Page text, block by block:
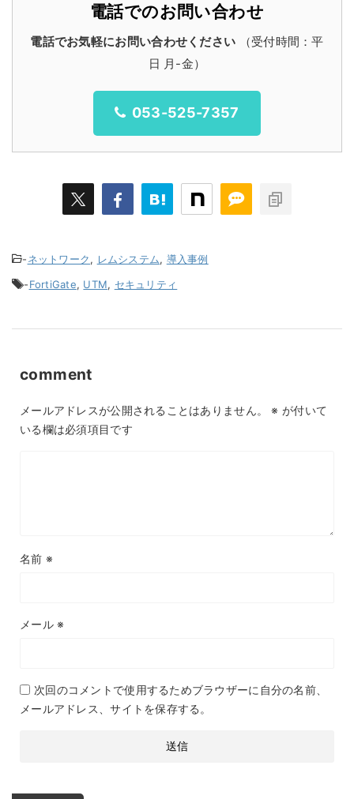
電話でのお問い合わせ
電話でお気軽にお問い合わせください （受付時間：平
日 月-金）
053-525-7357
-ネットワーク, レムシステム, 導入事例
-FortiGate, UTM, セキュリティ
comment
メールアドレスが公開されることはありません。 ※ が付いて
いる欄は必須項目です
名前 ※
メール※
次回のコメントで使用するためブラウザーに自分の名前、
メールアドレス、サイトを保存する。